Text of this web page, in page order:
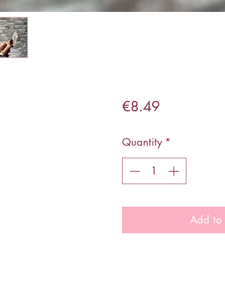
€8.49Price
Quantity *
Add to